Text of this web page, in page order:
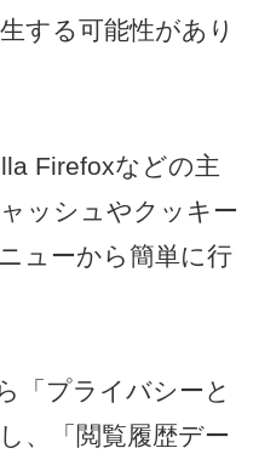
する可能性があり
Firefoxなどの主
ッシュやクッキー
ューから簡単に行
「プライバシーと
、「閲覧履歴デー